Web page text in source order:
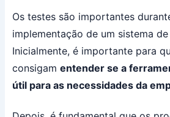
Os testes são importantes
implementação de um sistema
Inicialmente, é importante para
consigam entender se a
útil para as necessidades da